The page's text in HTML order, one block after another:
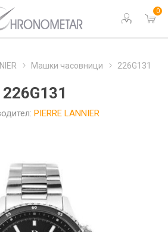
0
Машки часовници 226G131
226G131
PIERRE LANNIER